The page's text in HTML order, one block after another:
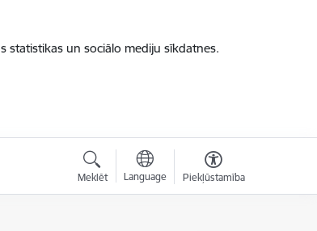
statistikas un sociālo mediju sīkdatnes.
Meklēt Language Piekļūstamība